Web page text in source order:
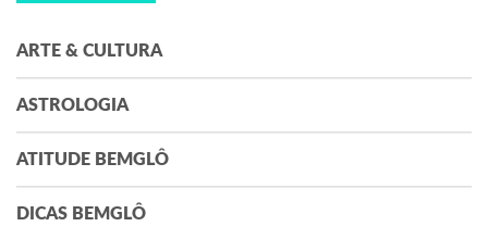
ARTE & CULTURA
ASTROLOGIA
ATITUDE BEMGLÔ
DICAS BEMGLÔ